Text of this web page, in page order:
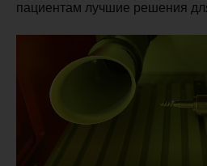
пациентам лучшие решения